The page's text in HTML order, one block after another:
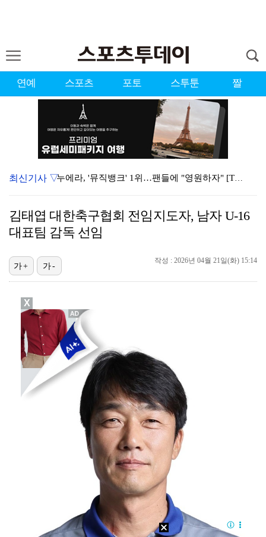
연예 스포츠 포토 스투툰 짤
누에라, '뮤직뱅크' 1위…팬들에 "영원하자" [TV캡…
대한축구협회의 '심판 성접대'…최악의 경우 런던 올림픽…
강채연, 제주삼다수 2R 깜짝 선두 도약…박민지 공동 …
[ST포토] 정지효, 반가운 손인사
'1라운드 115위' 김민별, 2라운드 7타 줄이며 7…
최신기사 ▽
김태엽 대한축구협회 전임지도자, 남자 U-16
대표팀 감독 선임
작성 : 2026년 04월 21일(화) 15:14
가+ 가-
X